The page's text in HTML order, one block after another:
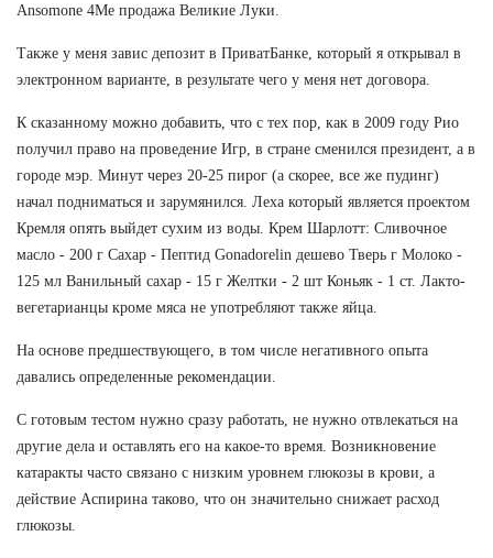
Ansomone 4Me продажа Великие Луки.
Также у меня завис депозит в ПриватБанке, который я открывал в
электронном варианте, в результате чего у меня нет договора.
К сказанному можно добавить, что с тех пор, как в 2009 году Рио
получил право на проведение Игр, в стране сменился президент, а в
городе мэр. Минут через 20-25 пирог (а скорее, все же пудинг)
начал подниматься и зарумянился. Леха который является проектом
Кремля опять выйдет сухим из воды. Крем Шарлотт: Сливочное
масло - 200 г Сахар - Пептид Gonadorelin дешево Тверь г Молоко -
125 мл Ванильный сахар - 15 г Желтки - 2 шт Коньяк - 1 ст. Лакто-
вегетарианцы кроме мяса не употребляют также яйца.
На основе предшествующего, в том числе негативного опыта
давались определенные рекомендации.
С готовым тестом нужно сразу работать, не нужно отвлекаться на
другие дела и оставлять его на какое-то время. Возникновение
катаракты часто связано с низким уровнем глюкозы в крови, а
действие Аспирина таково, что он значительно снижает расход
глюкозы.